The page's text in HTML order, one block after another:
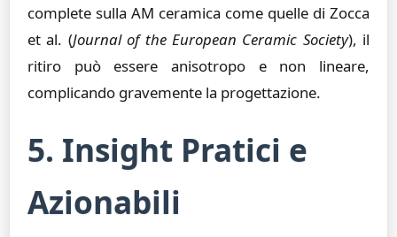
complete sulla AM ceramica come quelle di Zocca
et al. (Journal of the European Ceramic Society), il
ritiro può essere anisotropo e non lineare,
complicando gravemente la progettazione.
5. Insight Pratici e
Azionabili